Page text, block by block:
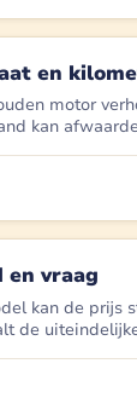
en
motor
kan
en vraag
kan de prijs
de